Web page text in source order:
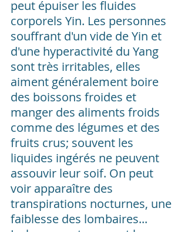
peut épuiser les fluides
corporels Yin. Les personnes
souffrant d'un vide de Yin et
d'une hyperactivité du Yang
sont très irritables, elles
aiment généralement boire
des boissons froides et
manger des aliments froids
comme des légumes et des
fruits crus; souvent les
liquides ingérés ne peuvent
assouvir leur soif. On peut
voir apparaître des
transpirations nocturnes, une
faiblesse des lombaires...